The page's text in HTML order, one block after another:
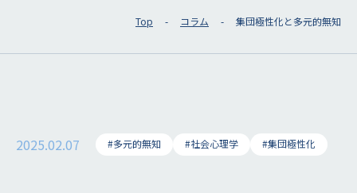
Top コラム 集団極性化と多元的無知
2025.02.07 #多元的無知 #社会心理学 #集団極性化